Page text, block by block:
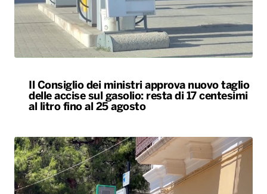
Il Consiglio dei ministri approva nuovo taglio
delle accise sul gasolio: resta di 17 centesimi
al litro fino al 25 agosto